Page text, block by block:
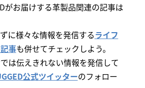
がお届けする革製品関連の記事は
に様々な情報を発信するライフ
事も併せてチェックしよう。
は伝えきれない情報を発信して
公式ツイッターのフォロー